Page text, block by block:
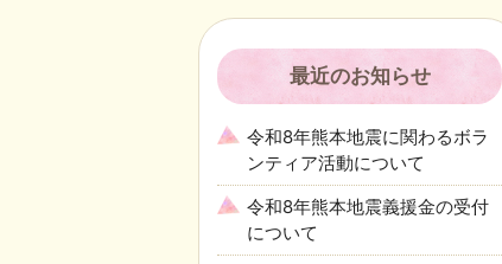
最近のお知らせ
令和8年熊本地震に関わるボラ
ンティア活動について
令和8年熊本地震義援金の受付
について